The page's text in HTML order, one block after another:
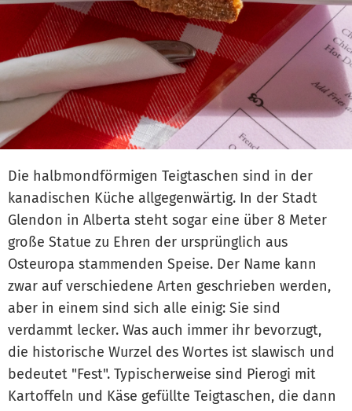
Die halbmondförmigen Teigtaschen sind in der
kanadischen Küche allgegenwärtig. In der Stadt
Glendon in Alberta steht sogar eine über 8 Meter
große Statue zu Ehren der ursprünglich aus
Osteuropa stammenden Speise. Der Name kann
zwar auf verschiedene Arten geschrieben werden,
aber in einem sind sich alle einig: Sie sind
verdammt lecker. Was auch immer ihr bevorzugt,
die historische Wurzel des Wortes ist slawisch und
bedeutet "Fest". Typischerweise sind Pierogi mit
Kartoffeln und Käse gefüllte Teigtaschen, die dann